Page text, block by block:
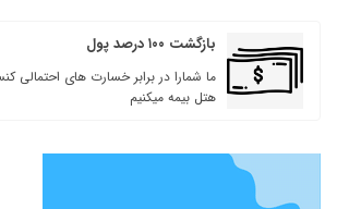
بازگشت ۱۰۰ درصد پول
ما شمارا در برابر خسارت های احتمالی
هتل بیمه میکنیم